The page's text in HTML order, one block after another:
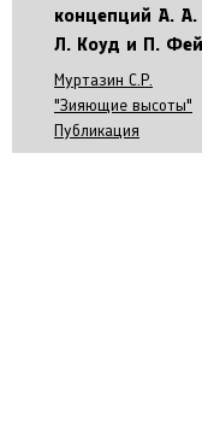
концепций А. А.
Л. Коуд и П.
Муртазин С.Р.
"Зияющие высоты"
Публикация